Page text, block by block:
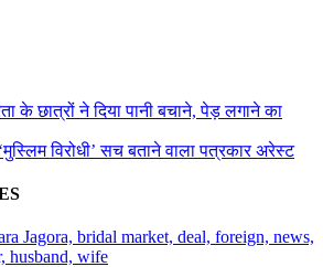
के छात्रों ने दिया पानी बचाने, पेड़ लगाने का
विरोधी’ सच बताने वाला पत्रकार अरेस्ट